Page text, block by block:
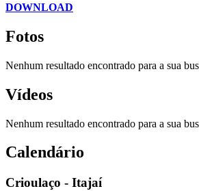
DOWNLOAD
Fotos
Nenhum resultado encontrado para a sua
Vídeos
Nenhum resultado encontrado para a sua
Calendário
Crioulaço - Itajaí